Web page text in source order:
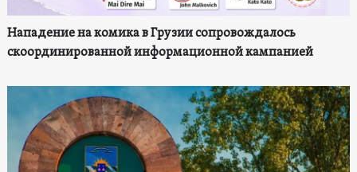
Нападение на комика в Грузии сопровождалось
скоординированной информационной кампанией